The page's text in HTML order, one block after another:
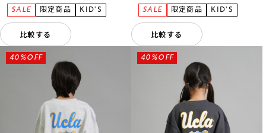
比較する 比較する
40%OFF 40%OFF